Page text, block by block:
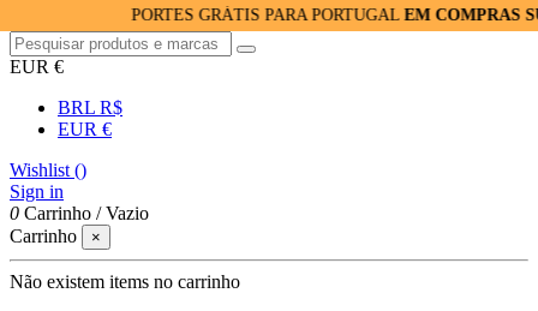
PORTES GRÁTIS PARA PORTUGALEM COMPRAS
EUR €
BRL R$
EUR €
Wishlist ()
Sign in
0 Carrinho /Vazio
Carrinho
×
Não existem items no carrinho